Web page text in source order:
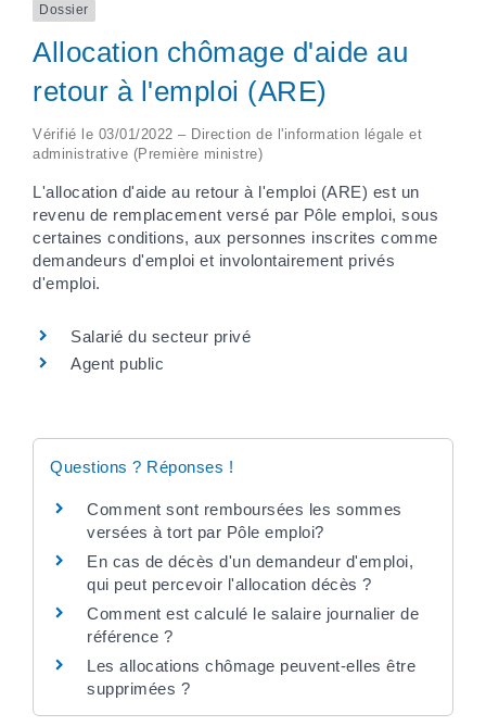
Dossier
Allocation chômage d'aide au
retour à l'emploi (ARE)
Vérifié le 03/01/2022 – Direction de l'information légale et
administrative (Première ministre)
L'allocation d'aide au retour à l'emploi (ARE) est un
revenu de remplacement versé par Pôle emploi, sous
certaines conditions, aux personnes inscrites comme
demandeurs d'emploi et involontairement privés
d'emploi.
Salarié du secteur privé
Agent public
Questions ? Réponses !
Comment sont remboursées les sommes
versées à tort par Pôle emploi?
En cas de décès d'un demandeur d'emploi,
qui peut percevoir l'allocation décès ?
Comment est calculé le salaire journalier de
référence ?
Les allocations chômage peuvent-elles être
supprimées ?